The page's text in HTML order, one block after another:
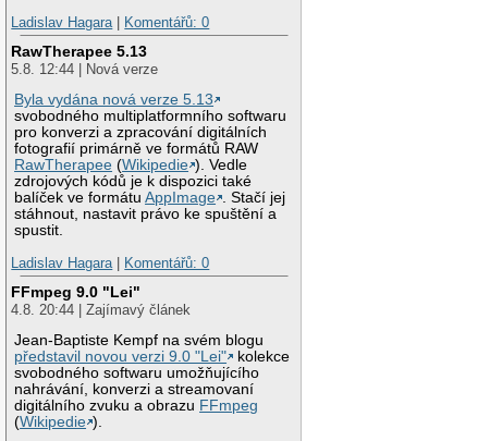
Ladislav Hagara| Komentářů: 0
RawTherapee 5.13
5.8. 12:44 | Nová verze
Byla vydána nová verze 5.13
svobodného multiplatformního softwaru
pro konverzi a zpracování digitálních
fotografií primárně ve formátů RAW
RawTherapee (Wikipedie ). Vedle
zdrojových kódů je k dispozici také
balíček ve formátuAppImage . Stačí jej
stáhnout, nastavit právo ke spuštění a
spustit.
Ladislav Hagara| Komentářů: 0
FFmpeg 9.0 "Lei"
4.8. 20:44 | Zajímavý článek
Jean-Baptiste Kempf na svém blogu
představil novou verzi 9.0 "Lei"
kolekce
svobodného softwaru umožňujícího
nahrávání, konverzi a streamovaní
digitálního zvuku a obrazu FFmpeg
(Wikipedie ).